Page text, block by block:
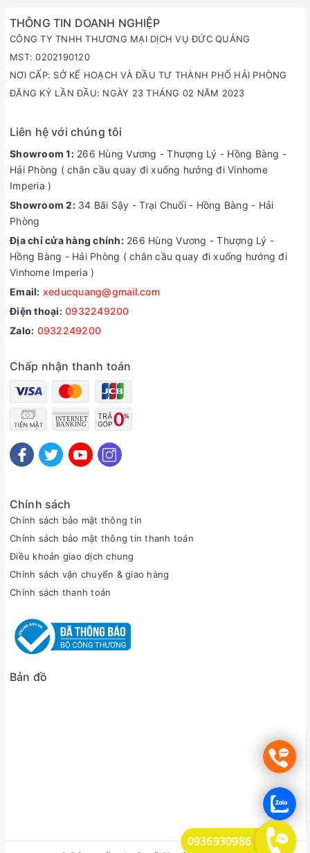
THÔNG TIN DOANH NGHIỆP
CÔNG TY TNHH THƯƠNG MẠI DỊCH VỤ ĐỨC QUẢNG
MST: 0202190120
NƠI CẤP: SỞ KẾ HOẠCH VÀ ĐẦU TƯ THÀNH PHỐ HẢI PHÒNG
ĐĂNG KÝ LẦN ĐẦU: NGÀY 23 THÁNG 02 NĂM 2023
Liên hệ với chúng tôi
Showroom 1:266 Hùng Vương - Thượng Lý - Hồng Bàng -
Hải Phòng ( chân cầu quay đi xuống hướng đi Vinhome
Imperia )
Showroom 2:34 Bãi Sậy - Trại Chuối - Hồng Bàng - Hải
Phòng
Địa chỉ cửa hàng chính:266 Hùng Vương - Thượng Lý -
Hồng Bàng - Hải Phòng ( chân cầu quay đi xuống hướng đi
Vinhome Imperia )
Email: xeducquang@gmail.com
Điện thoại: 0932249200
Zalo: 0932249200
Chấp nhận thanh toán
Chính sách
Chính sách bảo mật thông tin
Chính sách bảo mật thông tin thanh toán
Điều khoản giao dịch chung
Chính sách vận chuyển & giao hàng
Chính sách thanh toán
Bản đồ
0936930986